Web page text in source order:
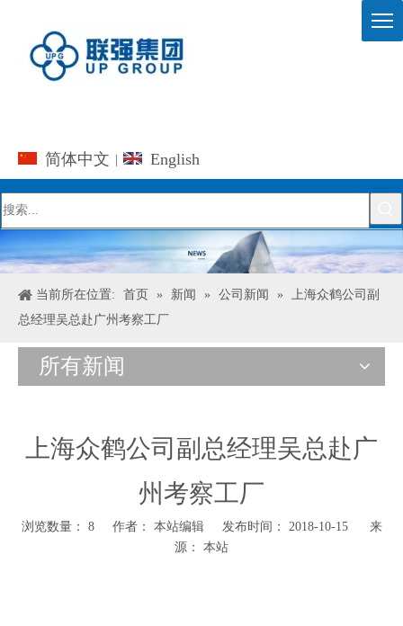
简体中文 | English
当前所在位置: 首页 » 新闻 » 公司新闻 »
上海众鹤公司副
总经理吴总赴广州考察工厂
所有新闻
上海众鹤公司副总经理吴总赴广
州考察工厂
浏览数量： 8作者： 本站编辑 发布时间： 2018-10-15 来
源： 本站